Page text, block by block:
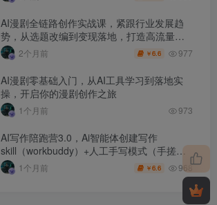
AI漫剧全链路创作实战课，紧跟行业发展趋
势，从选题改编到变现落地，打造高流量优
质作品2个月前 ￥6.6 977
AI漫剧零基础入门，从AI工具学习到落地实
操，开启你的漫剧创作之旅
1个月前 973
AI写作陪跑营3.0，Ai智能体创建写作
skill（workbuddy）+人工手写模式（手搓模
式），去除AI痕迹（头条号、公众号、百家
号）
1个月前 ￥6.6 968